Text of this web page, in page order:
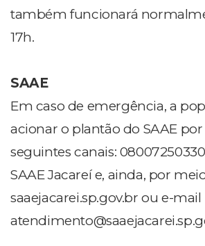
também funcionará
17h.
SAAE
Em caso de emergência, a
acionar o plantão do SAAE
seguintes canais:
SAAE Jacareí e, ainda, por
saaejacarei.sp.gov.br ou e-mail